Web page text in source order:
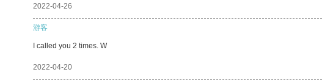
2022-04-26
游客
I called you 2 times. W
2022-04-20